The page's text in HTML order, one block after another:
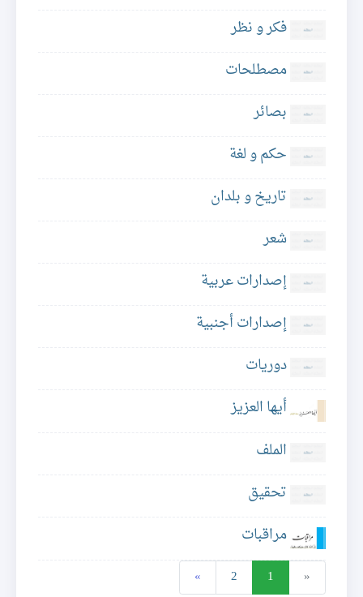
فكر و نظر
مصطلحات
بصائر
حكم و لغة
تاريخ و بلدان
شعر
إصدارات عربية
إصدارات أجنبية
دوريات
أيها العزيز
الملف
تحقيق
مراقبات
«
1
2
»